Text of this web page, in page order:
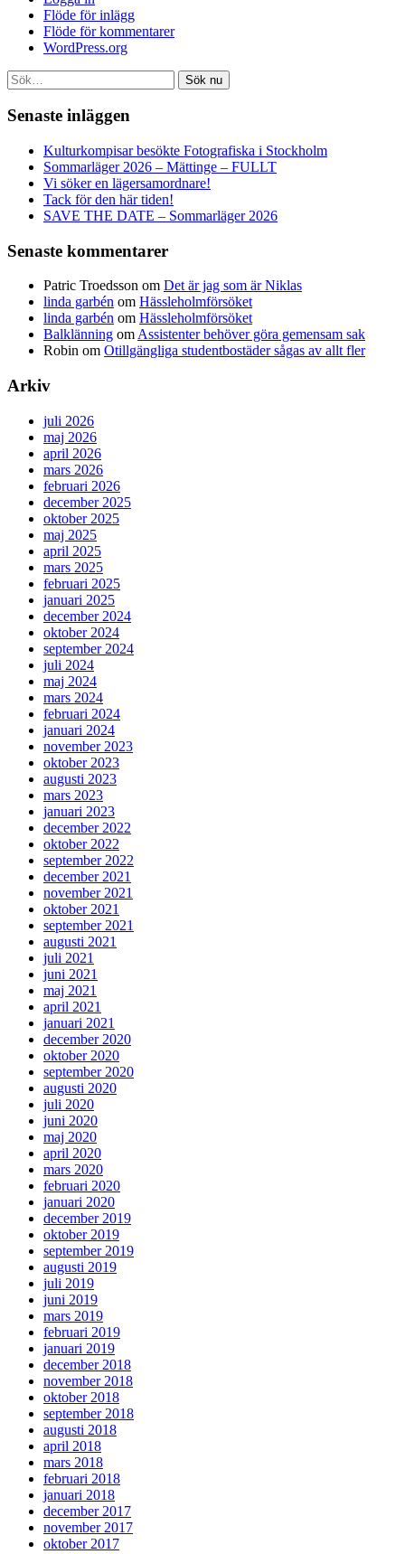
Flöde för inlägg
Flöde för kommentarer
WordPress.org
Sök nu
Senaste inläggen
Kulturkompisar besökte Fotografiska i Stockholm
Sommarläger 2026 – Mättinge – FULLT
Vi söker en lägersamordnare!
Tack för den här tiden!
SAVE THE DATE – Sommarläger 2026
Senaste kommentarer
Patric Troedsson om Det är jag som är Niklas
linda garbén om Hässleholmförsöket
linda garbén om Hässleholmförsöket
Balklänning om Assistenter behöver göra gemensam sak
Robin om Otillgängliga studentbostäder sågas av allt fler
Arkiv
juli 2026
maj 2026
april 2026
mars 2026
februari 2026
december 2025
oktober 2025
maj 2025
april 2025
mars 2025
februari 2025
januari 2025
december 2024
oktober 2024
september 2024
juli 2024
maj 2024
mars 2024
februari 2024
januari 2024
november 2023
oktober 2023
augusti 2023
mars 2023
januari 2023
december 2022
oktober 2022
september 2022
december 2021
november 2021
oktober 2021
september 2021
augusti 2021
juli 2021
juni 2021
maj 2021
april 2021
januari 2021
december 2020
oktober 2020
september 2020
augusti 2020
juli 2020
juni 2020
maj 2020
april 2020
mars 2020
februari 2020
januari 2020
december 2019
oktober 2019
september 2019
augusti 2019
juli 2019
juni 2019
mars 2019
februari 2019
januari 2019
december 2018
november 2018
oktober 2018
september 2018
augusti 2018
april 2018
mars 2018
februari 2018
januari 2018
december 2017
november 2017
oktober 2017